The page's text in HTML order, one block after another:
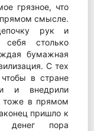
грязное, что
смысле.
рук и
столько
бумажная
С тех
в стране
и внедрили
тоже в прямом
пришло к
денег пора